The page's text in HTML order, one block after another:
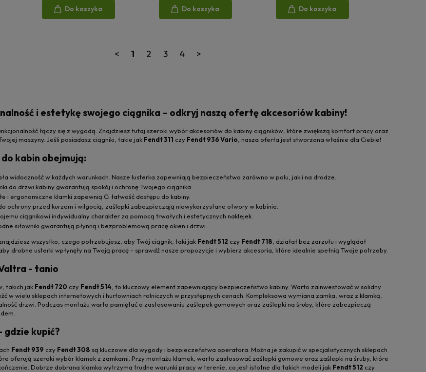
Do koszyka Do koszyka Do koszyka
< 1 2 3 4 >
i estetykę swojego ciągnika – odkryj naszą ofertę akcesoriów kabiny!
łączy się z wygodą. Znajdziesz tutaj szeroki wybór akcesoriów do kabiny ciągników, które zwiększą komfort pracy oraz
maszyny. Jeśli posiadasz ciągniki, takie jak Fendt 311 czy Fendt 936 Vario, nasza oferta jest stworzona właśnie dla Ciebie!
kabin obejmują:
widoczność w każdych warunkach. Nasze lusterka zapewniają bezpieczeństwo zarówno w polu, jak i na drodze.
do drzwi kabiny gwarantują spokój i ochronę Twojego ciągnika.
i ergonomiczne klamki zapewnią Ci łatwość dostępu do kabiny.
ochrony przed kurzem i wilgocią, zaślepki zabezpieczają niewykorzystane otwory w kabinie.
ciągnikowi indywidualny charakter za pomocą trwałych i estetycznych naklejek.
siłowniki gwarantują płynną i bezproblemową pracę okien i drzwi.
wszystko, czego potrzebujesz, aby Twój ciągnik, taki jak Fendt 512 czy Fendt 718 , działał bez zarzutu i wyglądał
drobne usterki wpłynęły na Twoją pracę – sprawdź nasze propozycje i wybierz akcesoria, które idealnie spełnią Twoje potrzeby.
- tanio
takich jak Fendt 720 czy Fendt 514 , to kluczowy element zapewniający bezpieczeństwo kabiny. Warto zainwestować w solidny
w wielu sklepach internetowych i hurtowniach rolniczych w przystępnych cenach. Kompleksowa wymiana zamka, wraz z klamką,
drzwi. Podczas montażu warto pamiętać o zastosowaniu zaślepek gumowych oraz zaślepki na śruby, które zabezpieczą
gdzie kupić?
Fendt 939 czy Fendt 308 są kluczowe dla wygody i bezpieczeństwa operatora. Można je zakupić w specjalistycznych sklepach
oferują szeroki wybór klamek z zamkami. Przy montażu klamek, warto zastosować zaślepki gumowe oraz zaślepki na śruby, które
Dobrze dobrana klamka wytrzyma trudne warunki pracy w terenie, co jest istotne dla takich modeli jak Fendt 512 czy